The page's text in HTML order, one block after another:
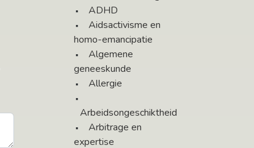
ADHD
Aidsactivisme en
homo-emancipatie
Algemene
geneeskunde
Allergie
Arbeidsongeschiktheid
Arbitrage en
expertise